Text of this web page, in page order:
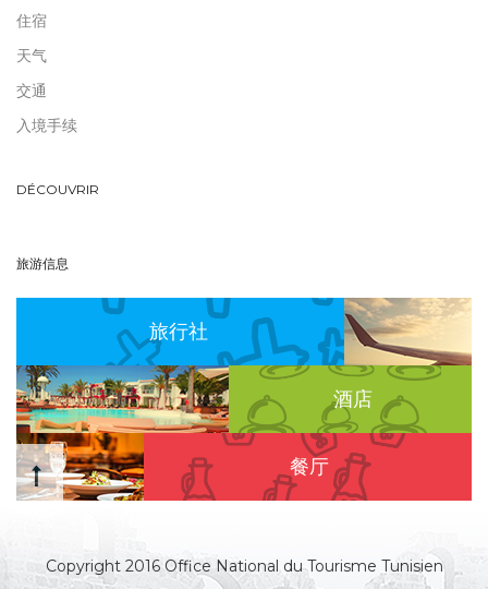
住宿
天气
交通
入境手续
DÉCOUVRIR
旅游信息
旅行社
酒店
餐厅
Copyright 2016 Office National du Tourisme Tunisien